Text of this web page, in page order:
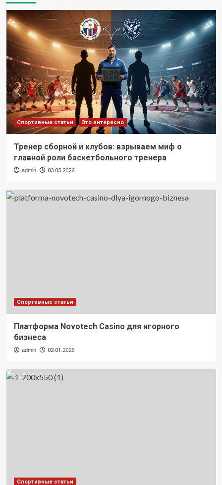
Спортивные статьи Это интересно
Тренер сборной и клубов: взрываем миф о
главной роли баскетбольного тренера
admin 03.05.2026
Спортивные статьи
Платформа Novotech Casino для игорного
бизнеса
admin 02.01.2026
Спортивные статьи